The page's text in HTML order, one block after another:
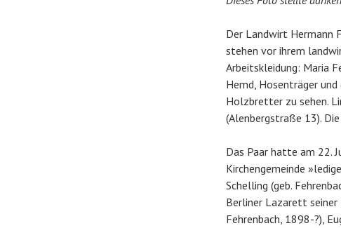
Der Landwirt Hermann
stehen vor ihrem
Arbeitskleidung: Maria
Hemd, Hosenträger
Holzbretter zu sehen.
(Alenbergstraße 13).
Das Paar hatte am 22.
Kirchengemeinde
Schelling (geb.
Berliner Lazarett seiner
Fehrenbach, 1898-?),